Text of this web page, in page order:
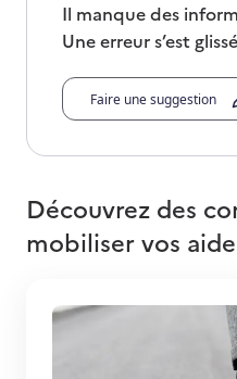
Il manque des
Une erreur s’est
Faire une suggestion
Découvrez des
mobiliser vos